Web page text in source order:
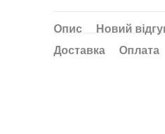
Опис
Новий
Доставка
Оплата